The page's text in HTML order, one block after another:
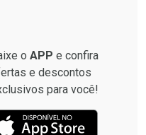
o APP e confira
e descontos
para você!